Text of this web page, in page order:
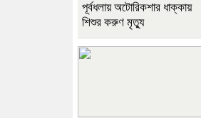
পূর্বধলায় অটোরিকশার ধাক্কায়
শিশুর করুণ মৃত্যু